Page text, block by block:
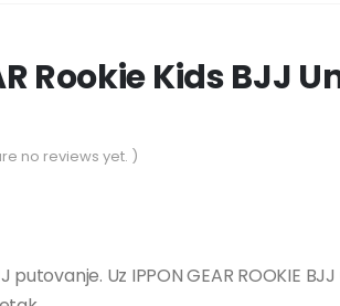
Rookie Kids BJJ
no reviews yet. )
putovanje. Uz IPPON GEAR ROOKIE